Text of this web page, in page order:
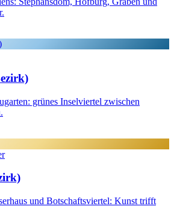
grünes Inselviertel zwischen
und Botschaftsviertel: Kunst trifft